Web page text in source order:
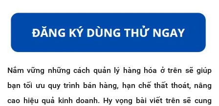
Nắm vững những cách quản lý hàng hóa ở trên sẽ giúp
bạn tối ưu quy trình bán hàng, hạn chế thất thoát, nâng
cao hiệu quả kinh doanh. Hy vọng bài viết trên sẽ cung